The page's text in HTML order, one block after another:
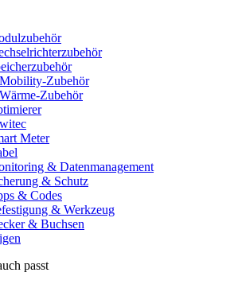
Zubehör
Zubehör
Meter
& Datenmanagement
& Schutz
& Codes
& Werkzeug
& Buchsen
passt